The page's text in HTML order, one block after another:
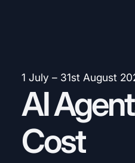
1 July – 31st August
AI
Cost